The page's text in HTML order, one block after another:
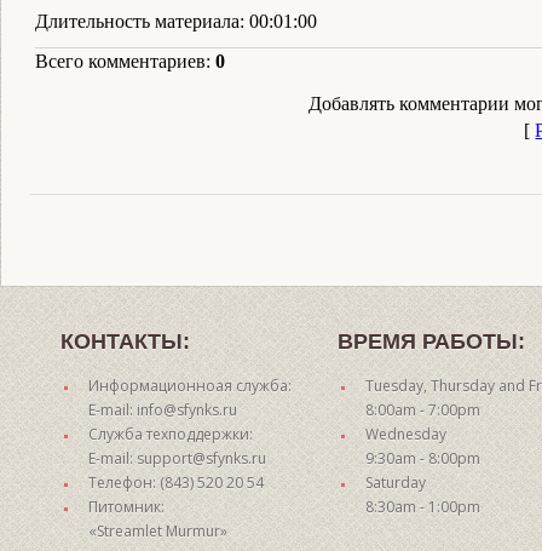
Длительность материала: 00:01:00
Всего комментариев: 0
Добавлять комментарии
[
КОНТАКТЫ:
Информационноая служба:
E-mail: info@sfynks.ru
Служба техподдержки:
E-mail: support@sfynks.ru
Телефон: (843) 520 20 54
Питомник:
«Streamlet Murmur»
ВРЕМЯ РАБОТЫ:
Tuesday, Thursday and
8:00am - 7:00pm
Wednesday
9:30am - 8:00pm
Saturday
8:30am - 1:00pm